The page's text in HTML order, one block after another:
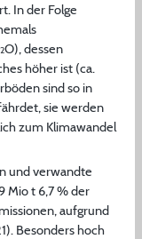
In der Folge
2O), dessen
höher ist (ca.
sind so in
sie werden
zum Klimawandel
und verwandte
Mio t 6,7 % der
aufgrund
Besonders hoch